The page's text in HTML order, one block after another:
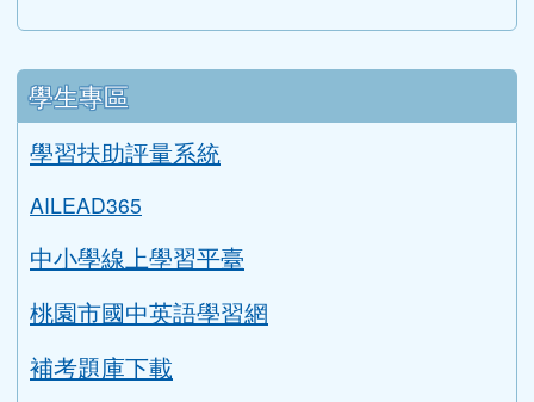
學生專區
學習扶助評量系統
AILEAD365
中小學線上學習平臺
桃園市國中英語學習網
補考題庫下載